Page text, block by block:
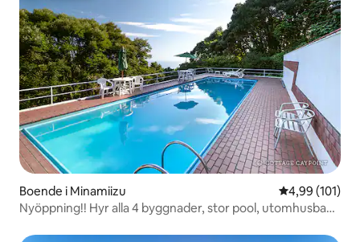
Boende i Minamiizu 4,99 av 5 i
4,99 (101)
Nyöppning!! Hyr alla 4 byggnader, stor pool, utomhusbad